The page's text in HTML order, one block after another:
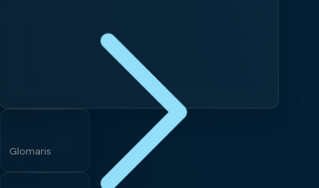
Glomaris